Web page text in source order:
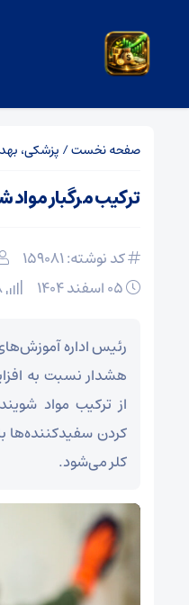
صفحه نخست/ پزشکی،
ترکیب مرگبار مواد
کد نوشته: 159081
رئیس اداره
هشدار نسبت به
از ترکیب مواد
کردن سفیدکننده‌ها
کلر می‌شود.